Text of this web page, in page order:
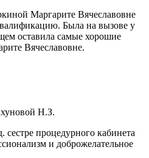
Маргарите Вячеславовне
Была на вызове у
оставила самые хорошие
Вячеславовне.
Н.З.
процедурного кабинета
и доброжелательное